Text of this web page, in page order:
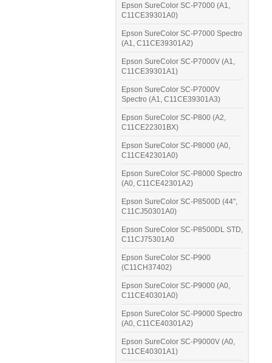
Epson SureColor SC-P7000 (A1,
C11CE39301A0)
Epson SureColor SC-P7000 Spectro
(A1, C11CE39301A2)
Epson SureColor SC-P7000V (A1,
C11CE39301A1)
Epson SureColor SC-P7000V
Spectro (A1, C11CE39301A3)
Epson SureColor SC-P800 (A2,
C11CE22301BX)
Epson SureColor SC-P8000 (A0,
C11CE42301A0)
Epson SureColor SC-P8000 Spectro
(A0, C11CE42301A2)
Epson SureColor SC-P8500D (44",
C11CJ50301A0)
Epson SureColor SC-P8500DL STD,
C11CJ75301A0
Epson SureColor SC-P900
(C11CH37402)
Epson SureColor SC-P9000 (A0,
C11CE40301A0)
Epson SureColor SC-P9000 Spectro
(A0, C11CE40301A2)
Epson SureColor SC-P9000V (A0,
C11CE40301A1)